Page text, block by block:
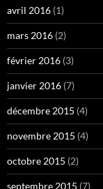
avril 2016 (1)
mars 2016 (2)
février 2016 (3)
janvier 2016 (7)
décembre 2015 (4)
novembre 2015 (4)
octobre 2015 (2)
septembre 2015 (7)